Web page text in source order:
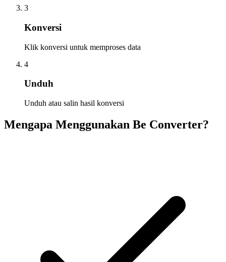
3
Konversi
Klik konversi untuk memproses data
4
Unduh
Unduh atau salin hasil konversi
Mengapa Menggunakan Be Converter?